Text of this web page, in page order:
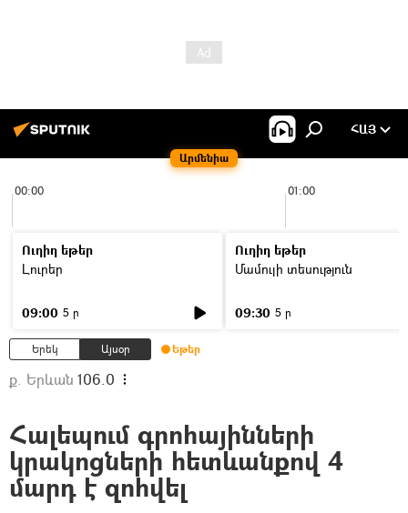
Արմենիա
ՀԱՅ
00:00 01:00
Ուղիղ եթեր
Լուրեր
09:00 5 ր
Ուղիղ եթեր
Մամուլի տեսություն
09:30 5 ր
Երեկ Այսօր Եթեր
ք. Երևան 106.0
Հալեպում գրոհայինների
կրակոցների հետևանքով 4
մարդ է զոհվել